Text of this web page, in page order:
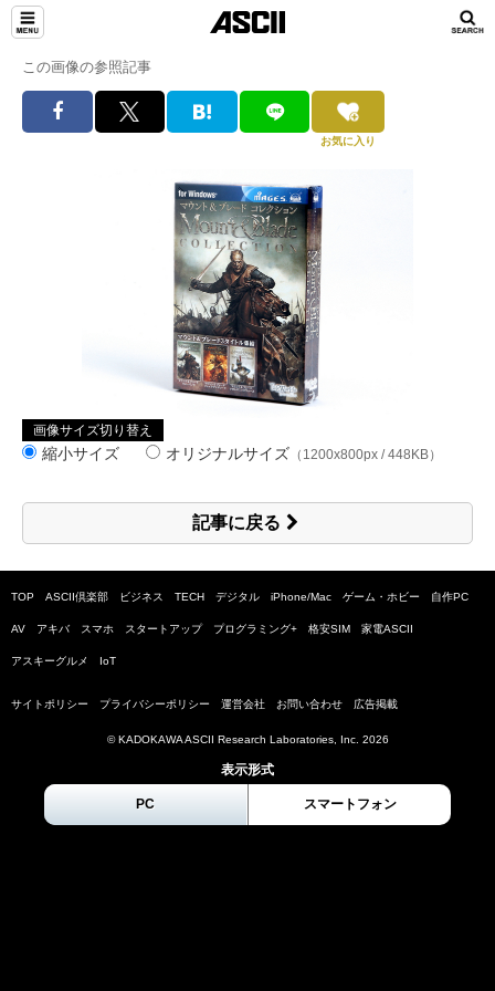
この画像の参照記事
お気に入り
画像サイズ切り替え
縮小サイズ オリジナルサイズ （1200x800px / 448KB）
記事に戻る
TOP ASCII倶楽部 ビジネス TECH デジタル iPhone/Mac ゲーム・ホビー 自作PC
AV アキバ スマホ スタートアップ プログラミング+ 格安SIM 家電ASCII
アスキーグルメ IoT
サイトポリシー プライバシーポリシー 運営会社 お問い合わせ 広告掲載
© KADOKAWA ASCII Research Laboratories, Inc. 2026
表示形式
PC スマートフォン